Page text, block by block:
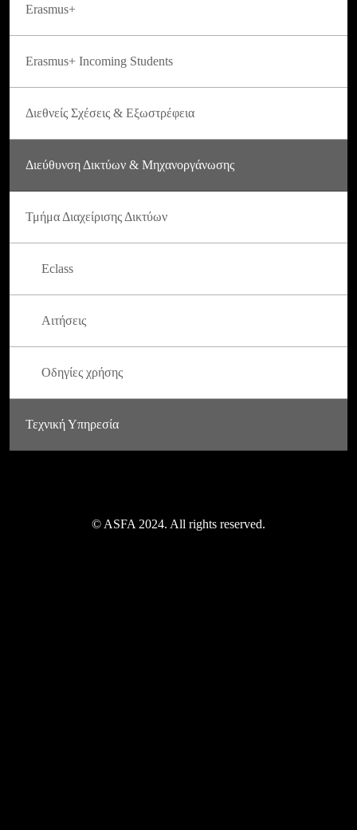
Erasmus+
Erasmus+ Incoming Students
Διεθνείς Σχέσεις & Εξωστρέφεια
Διεύθυνση Δικτύων & Μηχανοργάνωσης
Τμήμα Διαχείρισης Δικτύων
Eclass
Αιτήσεις
Οδηγίες χρήσης
Τεχνική Υπηρεσία
© ASFA 2024. All rights reserved.